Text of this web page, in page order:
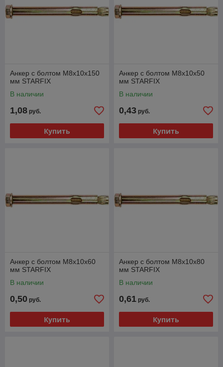
Анкер с болтом М8х10х150
мм STARFIX
В наличии
1,08 руб.
Купить
Анкер с болтом М8х10х50
мм STARFIX
В наличии
0,43 руб.
Купить
Анкер с болтом М8х10х60
мм STARFIX
В наличии
0,50 руб.
Купить
Анкер с болтом М8х10х80
мм STARFIX
В наличии
0,61 руб.
Купить